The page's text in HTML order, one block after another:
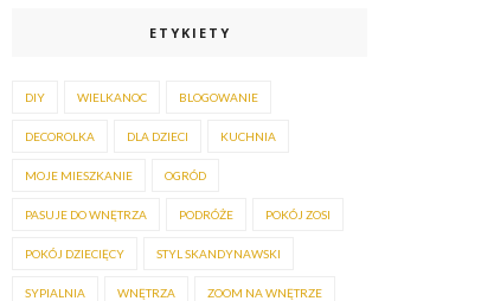
ETYKIETY
DIY WIELKANOC BLOGOWANIE
DECOROLKA DLA DZIECI KUCHNIA
MOJE MIESZKANIE OGRÓD
PASUJE DO WNĘTRZA PODRÓŻE POKÓJ ZOSI
POKÓJ DZIECIĘCY STYL SKANDYNAWSKI
SYPIALNIA WNĘTRZA ZOOM NA WNĘTRZE